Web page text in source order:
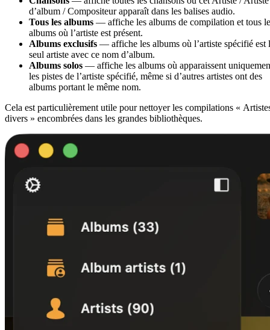
d’album / Compositeur apparaît dans les balises audio.
Tous les albums — affiche les albums de compilation et tous
albums où l’artiste est présent.
Albums exclusifs — affiche les albums où l’artiste spécifié est
seul artiste avec ce nom d’album.
Albums solos — affiche les albums où apparaissent
les pistes de l’artiste spécifié, même si d’autres artistes ont des
albums portant le même nom.
Cela est particulièrement utile pour nettoyer les compilations «
divers » encombrées dans les grandes bibliothèques.